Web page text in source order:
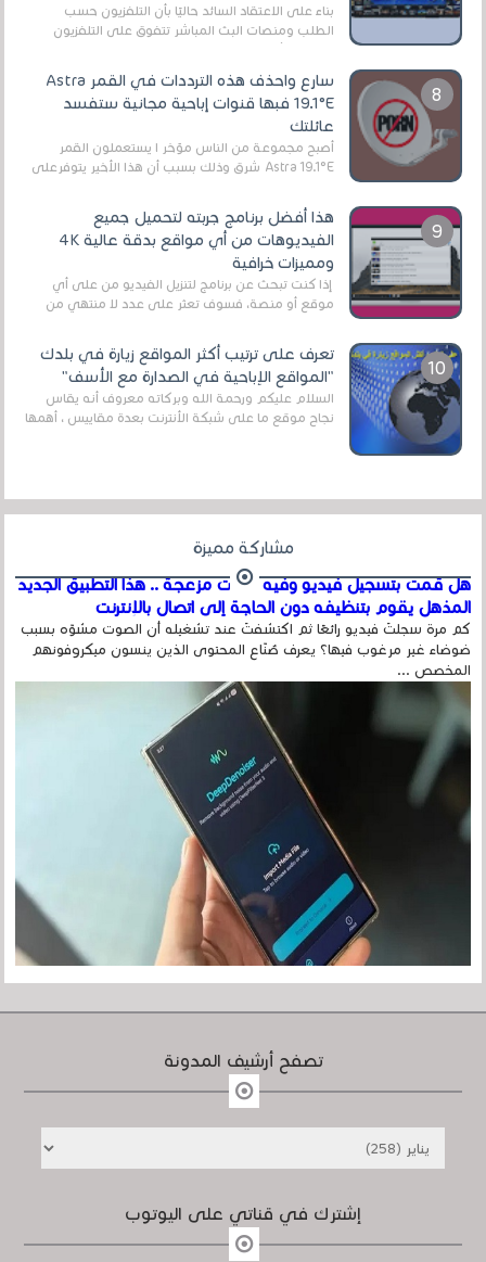
بناءً على الاعتقاد السائد حاليًا بأن التلفزيون حسب
الطلب ومنصات البث المباشر تتفوق على التلفزيون
الرقمي الأرضي التقليدي، يُعدّ IPTV-org خيار...
سارع واحذف هذه الترددات في القمر Astra
19.1°E فبها قنوات إباحية مجانية ستفسد
عائلتك
أصبح مجموعة من الناس مؤخر ا يستعملون القمر
Astra 19.1°E شرق وذلك بسبب أن هذا الأخير يتوفرعلى
هذا أفضل برنامج جربته لتحميل جميع
الفيديوهات من أي مواقع بدقة عالية 4K
ومميزات خرافية
إذا كنت تبحث عن برنامج لتنزيل الفيديو من على أي
موقع أو منصة، فسوف تعثر على عدد لا منتهي من
تعرف على ترتيب أكثر المواقع زيارة في بلدك
"المواقع الإباحية في الصدارة مع الأسف"
السلام عليكم ورحمة الله وبركاته معروف أنه يقاس
نجاح موقع ما على شبكة الأنترنت بعدة مقاييس ، أهمها
مشاركة مميزة
هل قمت بتسجيل فيديو وفيه أصوت مزعجة .. هذا التطبيق الجديد
المذهل يقوم بتنظيفه دون الحاجة إلى اتصال بالإنترنت
كم مرة سجلتَ فيديو رائعًا ثم اكتشفتَ عند تشغيله أن الصوت مشوّه بسبب
ضوضاء غير مرغوب فيها؟ يعرف صُنّاع المحتوى الذين ينسون ميكروفونهم
المخصص ...
تصفح أرشيف المدونة
إشترك في قناتي على اليوتوب